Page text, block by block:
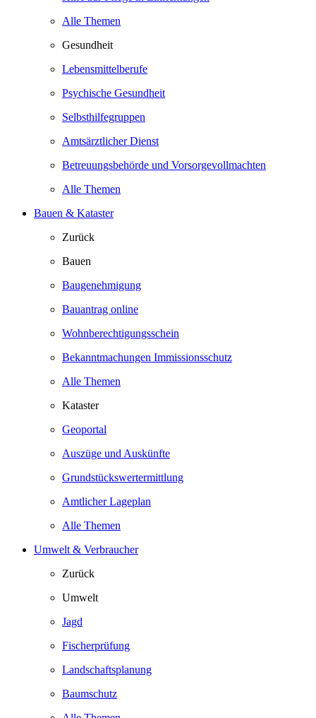
Alle Themen
Gesundheit
Lebensmittelberufe
Psychische Gesundheit
Selbsthilfegruppen
Amtsärztlicher Dienst
Betreuungsbehörde und Vorsorgevollmachten
Alle Themen
Bauen & Kataster
Zurück
Bauen
Baugenehmigung
Bauantrag online
Wohnberechtigungsschein
Bekanntmachungen Immissionsschutz
Alle Themen
Kataster
Geoportal
Auszüge und Auskünfte
Grundstückswertermittlung
Amtlicher Lageplan
Alle Themen
Umwelt & Verbraucher
Zurück
Umwelt
Jagd
Fischerprüfung
Landschaftsplanung
Baumschutz